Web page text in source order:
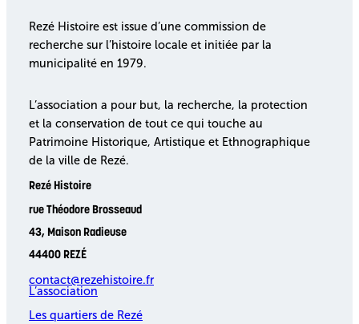
Rezé Histoire est issue d’une commission de
recherche sur l’histoire locale et initiée par la
municipalité en 1979.
L’association a pour but, la recherche, la protection
et la conservation de tout ce qui touche au
Patrimoine Historique, Artistique et Ethnographique
de la ville de Rezé.
Rezé Histoire
rue Théodore Brosseaud
43, Maison Radieuse
44400 REZÉ
contact@rezehistoire.fr
L’association
Les quartiers de Rezé